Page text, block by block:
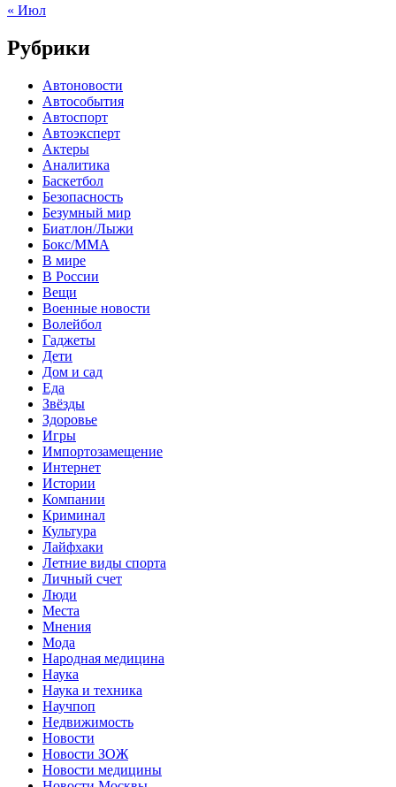
« Июл
Рубрики
Автоновости
Автособытия
Автоспорт
Автоэксперт
Актеры
Аналитика
Баскетбол
Безопасность
Безумный мир
Биатлон/Лыжи
Бокс/MMA
В мире
В России
Вещи
Военные новости
Волейбол
Гаджеты
Дети
Дом и сад
Еда
Звёзды
Здоровье
Игры
Импортозамещение
Интернет
Истории
Компании
Криминал
Культура
Лайфхаки
Летние виды спорта
Личный счет
Люди
Места
Мнения
Мода
Народная медицина
Наука
Наука и техника
Научпоп
Недвижимость
Новости
Новости ЗОЖ
Новости медицины